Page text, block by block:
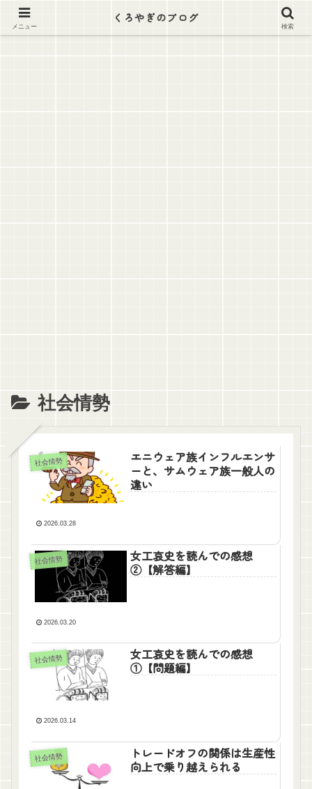
逃げ出そう この労働地獄から
社会情勢
社会情勢
エニウェア族インフルエンサ
ーと、サムウェア族一般人の
違い
2026.03.28
社会情勢
女工哀史を読んでの感想
②【解答編】
2026.03.20
社会情勢
女工哀史を読んでの感想
①【問題編】
2026.03.14
社会情勢
トレードオフの関係は生産性
向上で乗り越えられる
メニュー
くろやぎのブログ
検索